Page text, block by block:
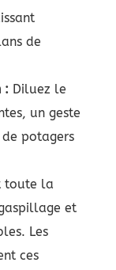
de
: Diluez le
un geste
potagers
toute la
et
Les
ces